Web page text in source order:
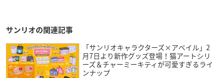
サンリオの関連記事
「サンリオキャラクターズ×アベイル」2
月7日より新作グッズ登場！猫アートシリ
ーズ＆チャーミーキティが可愛すぎるライ
ンナップ